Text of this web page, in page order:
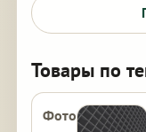
Товары по